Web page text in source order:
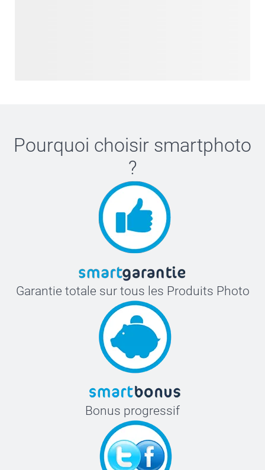
Pourquoi choisir smartphoto
?
Garantie totale sur tous les Produits Photo
Bonus progressif